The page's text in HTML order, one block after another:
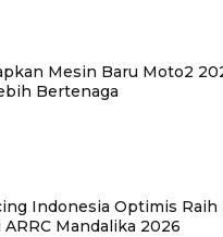
Mesin Baru Moto2
Bertenaga
Indonesia Optimis Raih
Mandalika 2026